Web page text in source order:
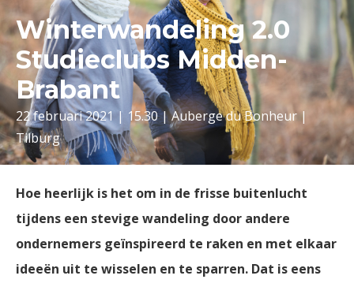
Winterwandeling 2.0
Studieclubs Midden-
Brabant
22 februari 2021 | 15.30 | Auberge du Bonheur |
Tilburg
Hoe heerlijk is het om in de frisse buitenlucht
tijdens een stevige wandeling door andere
ondernemers geïnspireerd te raken en met elkaar
ideeën uit te wisselen en te sparren. Dat is eens